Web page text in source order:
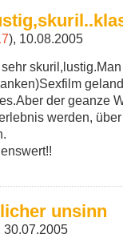
), 10.08.2005
der geanze
werden,
unsinn
30.07.2005